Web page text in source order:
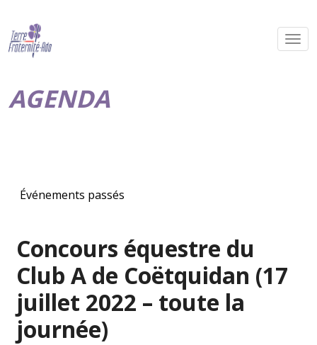
AGENDA
Événements passés
Concours équestre du
Club A de Coëtquidan (17
juillet 2022 – toute la
journée)